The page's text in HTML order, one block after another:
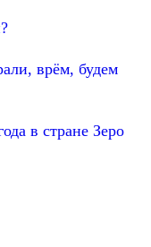
врём, будем
в стране Зеро